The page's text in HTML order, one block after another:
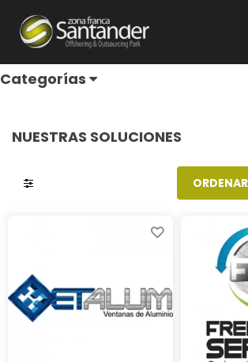
Categorías
Directorio de
NUESTRAS SOLUCIONES
ORDENAR